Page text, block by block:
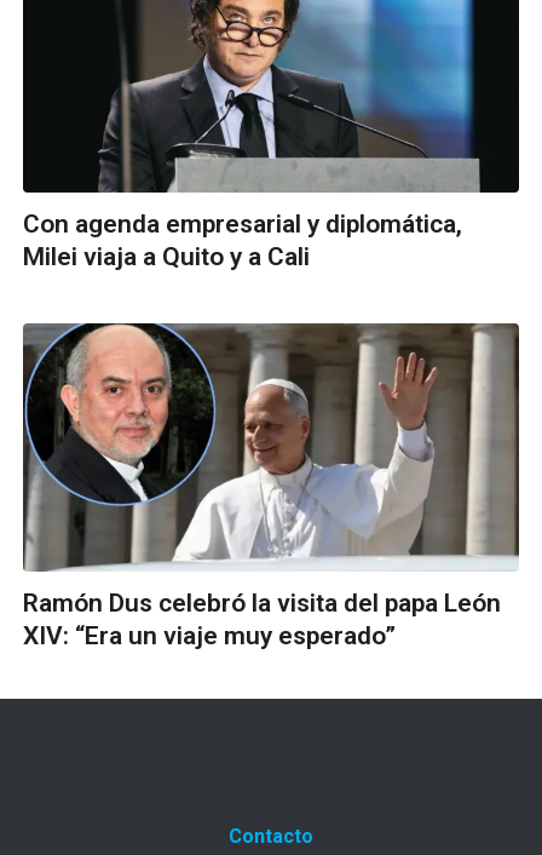
Con agenda empresarial y diplomática,
Milei viaja a Quito y a Cali
Ramón Dus celebró la visita del papa León
XIV: “Era un viaje muy esperado”
Contacto